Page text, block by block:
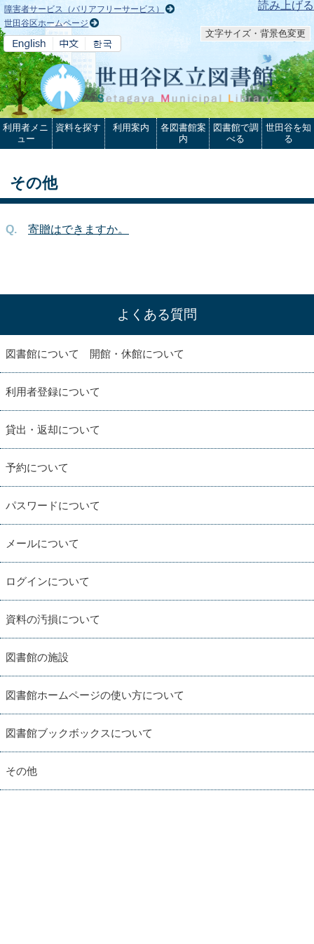
本文へ 読み上げる
障害者サービス（バリアフリーサービス）
世田谷区ホームページ
文字サイズ・背景色変更
利用者メニ
ュー
資料を探す 利用案内
各図書館案
内
図書館で調
べる
世田谷を知
る
その他
寄贈はできますか。
よくある質問
図書館について 開館・休館について
利用者登録について
貸出・返却について
予約について
パスワードについて
メールについて
ログインについて
資料の汚損について
図書館の施設
図書館ホームページの使い方について
図書館ブックボックスについて
その他